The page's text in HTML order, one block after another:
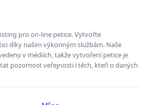
pro on-line petice. Vytvořte
díky našim výkonným službám. Naše
v médiích, takže vytvoření petice je
pozornost veřejnosti i těch, kteří o daných